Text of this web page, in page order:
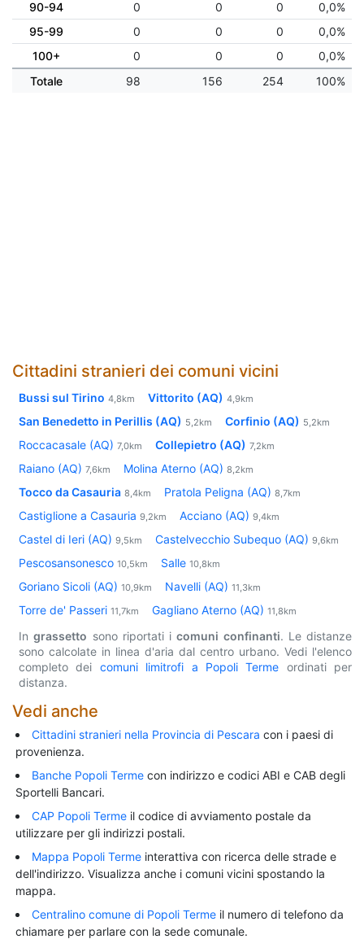
90-94
0 0 0
0,0%
95-99
0 0 0
0,0%
100+
0 0 0
0,0%
Totale
98 156 254 100%
Cittadini stranieri dei comuni vicini
Bussi sul Tirino 4,8km Vittorito (AQ) 4,9km
San Benedetto in Perillis (AQ) 5,2km Corfinio (AQ) 5,2km
Roccacasale (AQ) 7,0km Collepietro (AQ) 7,2km
Raiano (AQ) 7,6km Molina Aterno (AQ) 8,2km
Tocco da Casauria 8,4km Pratola Peligna (AQ) 8,7km
Castiglione a Casauria 9,2km Acciano (AQ) 9,4km
Castel di Ieri (AQ) 9,5km Castelvecchio Subequo (AQ) 9,6km
Pescosansonesco 10,5km Salle 10,8km
Goriano Sicoli (AQ) 10,9km Navelli (AQ) 11,3km
Torre de' Passeri 11,7km Gagliano Aterno (AQ) 11,8km
Ingrassetto sono riportati icomuni confinanti. Le distanze
sono calcolate in linea d'aria dal centro urbano. Vedi l'elenco
completo dei comuni limitrofi a Popoli Terme ordinati per
distanza.
Vedi anche
Cittadini stranieri nella Provincia di Pescara con i paesi di
provenienza.
Banche Popoli Terme con indirizzo e codici ABI e CAB degli
Sportelli Bancari.
CAP Popoli Terme il codice di avviamento postale da
utilizzare per gli indirizzi postali.
Mappa Popoli Terme interattiva con ricerca delle strade e
dell'indirizzo. Visualizza anche i comuni vicini spostando la
mappa.
Centralino comune di Popoli Terme il numero di telefono da
chiamare per parlare con la sede comunale.